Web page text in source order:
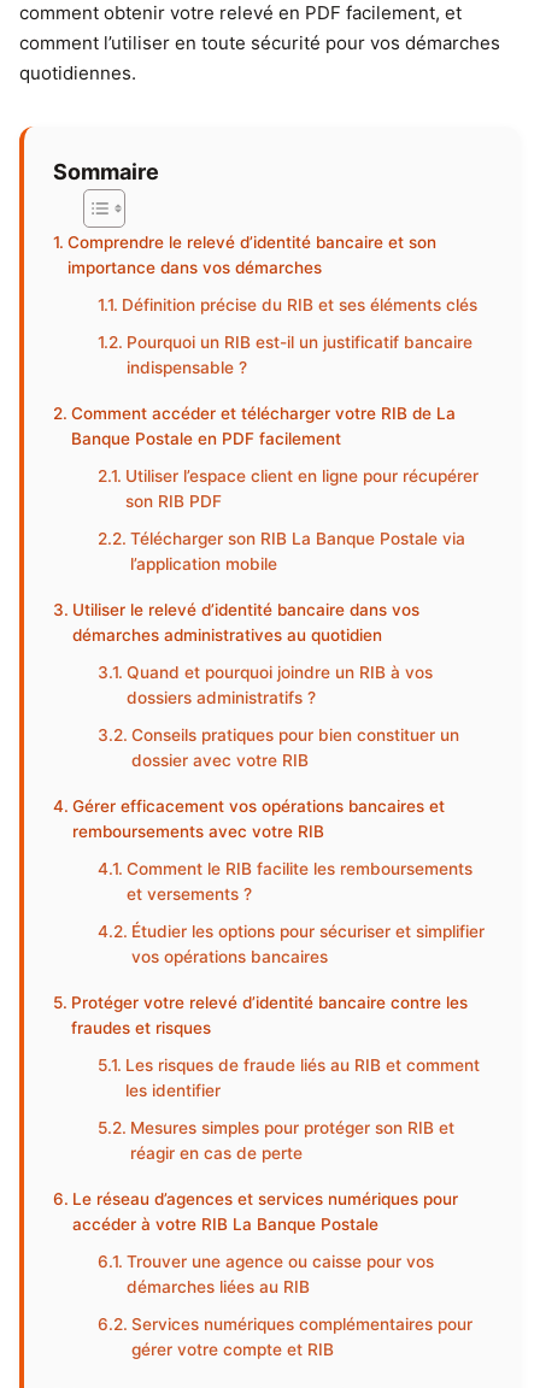
comment obtenir votre relevé en PDF facilement, et
comment l’utiliser en toute sécurité pour vos démarches
quotidiennes.
Sommaire
Comprendre le relevé d’identité bancaire et son
importance dans vos démarches
Définition précise du RIB et ses éléments clés
Pourquoi un RIB est-il un justificatif bancaire
indispensable ?
Comment accéder et télécharger votre RIB de La
Banque Postale en PDF facilement
Utiliser l’espace client en ligne pour récupérer
son RIB PDF
Télécharger son RIB La Banque Postale via
l’application mobile
Utiliser le relevé d’identité bancaire dans vos
démarches administratives au quotidien
Quand et pourquoi joindre un RIB à vos
dossiers administratifs ?
Conseils pratiques pour bien constituer un
dossier avec votre RIB
Gérer efficacement vos opérations bancaires et
remboursements avec votre RIB
Comment le RIB facilite les remboursements
et versements ?
Étudier les options pour sécuriser et simplifier
vos opérations bancaires
Protéger votre relevé d’identité bancaire contre les
fraudes et risques
Les risques de fraude liés au RIB et comment
les identifier
Mesures simples pour protéger son RIB et
réagir en cas de perte
Le réseau d’agences et services numériques pour
accéder à votre RIB La Banque Postale
Trouver une agence ou caisse pour vos
démarches liées au RIB
Services numériques complémentaires pour
gérer votre compte et RIB